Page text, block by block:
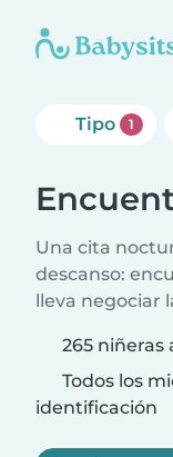
Tipo 1
Una cita
descanso:
lleva negociar
265 niñeras
Todos los
identificación